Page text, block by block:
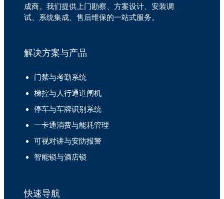
成商。我们提供上门勘察、方案设计、安装调
试、系统集成、售后维保的一站式服务。
解决方案与产品
门禁与考勤系统
梯控与人行通道闸机
停车与车牌识别系统
一卡通消费与能耗管理
可视对讲与安防报警
智能锁与酒店锁
快速导航